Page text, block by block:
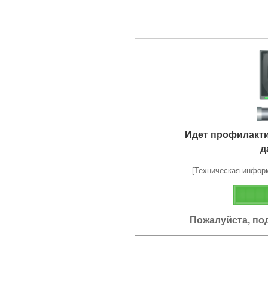
Идет
[Техническая
Пожалуйста,